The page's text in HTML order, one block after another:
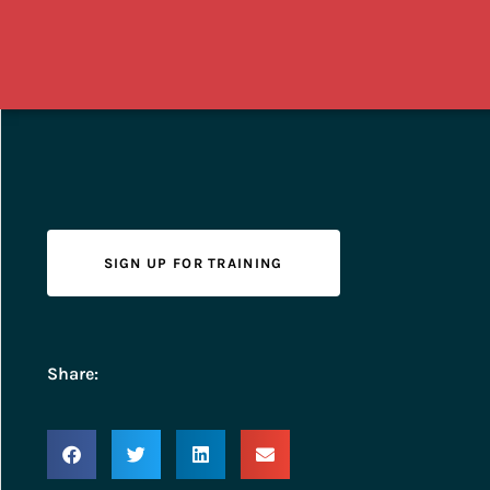
SIGN UP FOR TRAINING
Share: